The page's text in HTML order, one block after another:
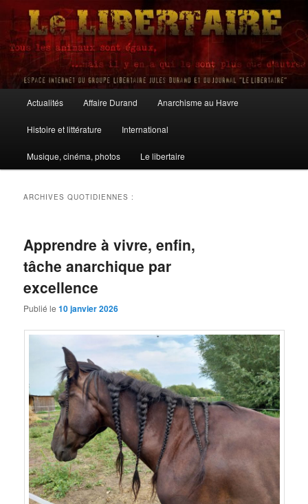
Aller
contenu
principal
Aller
contenu
secondaire
Le Libertaire
principal
Actualités Affaire Durand Anarchisme au Havre
Histoire et littérature International
Musique, cinéma, photos Le libertaire
ARCHIVES QUOTIDIENNES :
Apprendre à vivre, enfin,
tâche anarchique par
excellence
Publié le10 janvier 2026